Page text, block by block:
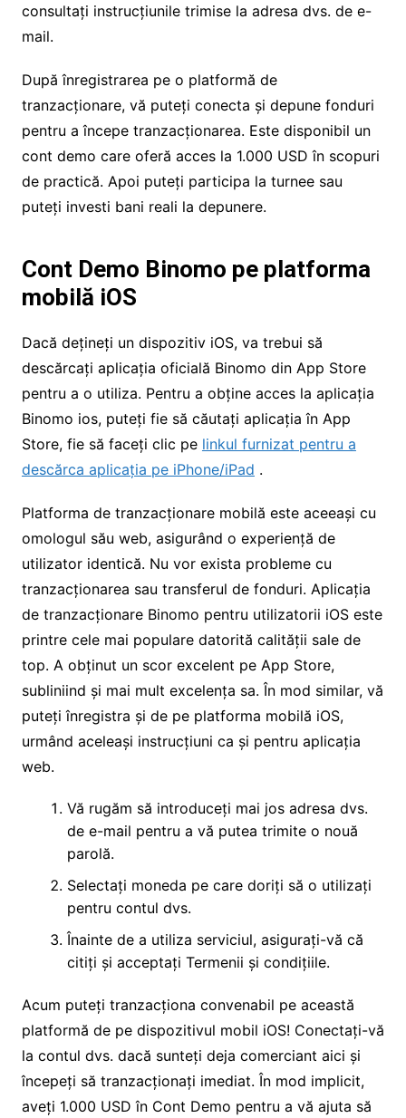
consultați instrucțiunile trimise la adresa dvs. de e-
mail.
După înregistrarea pe o platformă de
tranzacționare, vă puteți conecta și depune fonduri
pentru a începe tranzacționarea. Este disponibil un
cont demo care oferă acces la 1.000 USD în scopuri
de practică. Apoi puteți participa la turnee sau
puteți investi bani reali la depunere.
Cont Demo Binomo pe platforma
mobilă iOS
Dacă dețineți un dispozitiv iOS, va trebui să
descărcați aplicația oficială Binomo din App Store
pentru a o utiliza. Pentru a obține acces la aplicația
Binomo ios, puteți fie să căutați aplicația în App
Store, fie să faceți clic pe linkul furnizat pentru a
descărca aplicația pe iPhone/iPad .
Platforma de tranzacționare mobilă este aceeași cu
omologul său web, asigurând o experiență de
utilizator identică. Nu vor exista probleme cu
tranzacționarea sau transferul de fonduri. Aplicația
de tranzacționare Binomo pentru utilizatorii iOS este
printre cele mai populare datorită calității sale de
top. A obținut un scor excelent pe App Store,
subliniind și mai mult excelența sa. În mod similar, vă
puteți înregistra și de pe platforma mobilă iOS,
urmând aceleași instrucțiuni ca și pentru aplicația
web.
Vă rugăm să introduceți mai jos adresa dvs.
de e-mail pentru a vă putea trimite o nouă
parolă.
Selectați moneda pe care doriți să o utilizați
pentru contul dvs.
Înainte de a utiliza serviciul, asigurați-vă că
citiți și acceptați Termenii și condițiile.
Acum puteți tranzacționa convenabil pe această
platformă de pe dispozitivul mobil iOS! Conectați-vă
la contul dvs. dacă sunteți deja comerciant aici și
începeți să tranzacționați imediat. În mod implicit,
aveți 1.000 USD în Cont Demo pentru a vă ajuta să